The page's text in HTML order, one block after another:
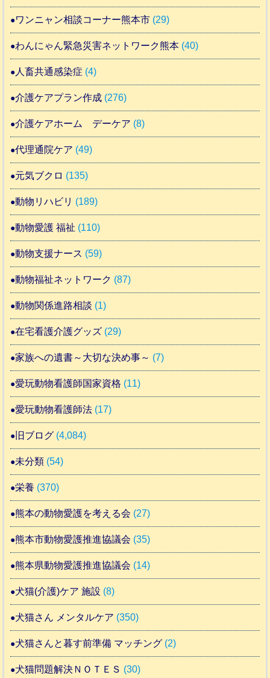
ワンニャン相談コーナー熊本市 (29)
わんにゃん緊急災害ネットワーク熊本 (40)
人畜共通感染症 (4)
介護ケアプラン作成 (276)
介護ケアホーム デーケア (8)
代理通院ケア (49)
元気ブクロ (135)
動物リハビリ (189)
動物愛護 福祉 (110)
動物支援ナース (59)
動物福祉ネットワーク (87)
動物関係進路相談 (1)
在宅看護介護グッズ (29)
家族への遺書～大切な決め事～ (7)
愛玩動物看護師国家資格 (11)
愛玩動物看護師法 (17)
旧ブログ (4,084)
未分類 (54)
栄養 (370)
熊本の動物愛護を考える会 (27)
熊本市動物愛護推進協議会 (35)
熊本県動物愛護推進協議会 (14)
犬猫(介護)ケア 施設 (8)
犬猫さん メンタルケア (350)
犬猫さんと暮す前準備 マッチング (2)
犬猫問題解決ＮＯＴＥＳ (30)